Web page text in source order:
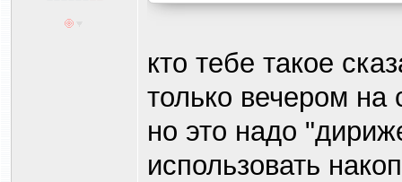
кто тебе такое
только вечером
но это надо
использовать